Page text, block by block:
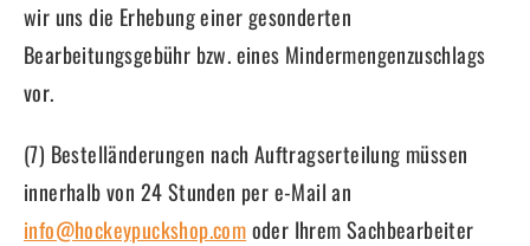
wir uns die Erhebung einer gesonderten
Bearbeitungsgebühr bzw. eines Mindermengenzuschlags
vor.
(7) Bestelländerungen nach Auftragserteilung müssen
innerhalb von 24 Stunden per e-Mail an
info@hockeypuckshop.comoder Ihrem Sachbearbeiter